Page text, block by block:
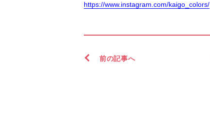
https://www.instagram.com/kaigo_colors/
前の記事へ